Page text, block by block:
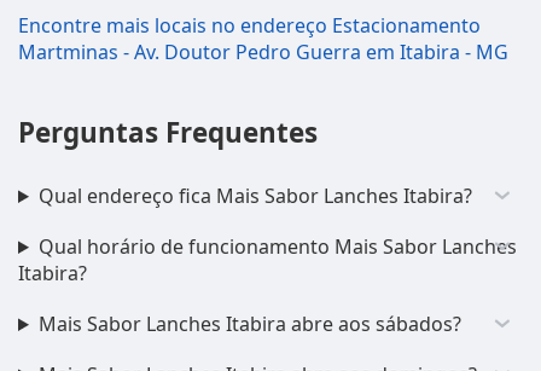
Encontre mais locais no endereço Estacionamento
Martminas - Av. Doutor Pedro Guerra em Itabira - MG
Perguntas Frequentes
Qual endereço fica Mais Sabor Lanches Itabira?
Qual horário de funcionamento Mais Sabor Lanches
Itabira?
Mais Sabor Lanches Itabira abre aos sábados?